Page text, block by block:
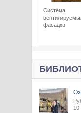
Система
фасадов
10